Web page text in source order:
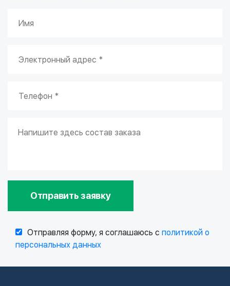
Отправить заявку
Отправляя форму, я соглашаюсь с политикой о
персональных данных